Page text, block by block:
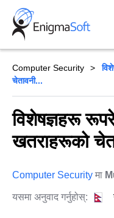
Skip
content
Computer Security
चेतावनी...
विशेषज्ञहरू
खतराहरूको
Computer Security मा
यसमा अनुवाद गर्नुहोस्: